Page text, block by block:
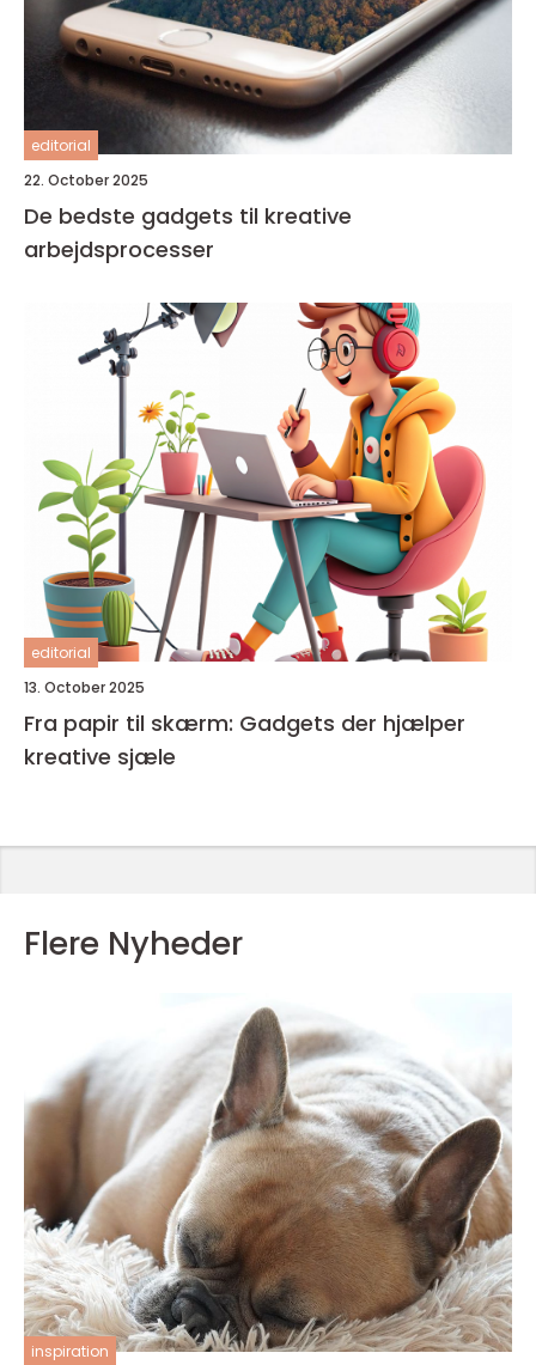
editorial
22. October 2025
De bedste gadgets til kreative
arbejdsprocesser
editorial
13. October 2025
Fra papir til skærm: Gadgets der hjælper
kreative sjæle
Flere Nyheder
inspiration